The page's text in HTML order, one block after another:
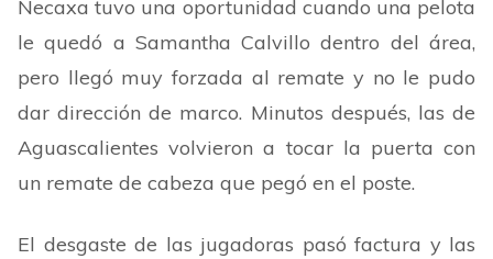
Necaxa tuvo una oportunidad cuando una pelota
le quedó a Samantha Calvillo dentro del área,
pero llegó muy forzada al remate y no le pudo
dar dirección de marco. Minutos después, las de
Aguascalientes volvieron a tocar la puerta con
un remate de cabeza que pegó en el poste.
El desgaste de las jugadoras pasó factura y las